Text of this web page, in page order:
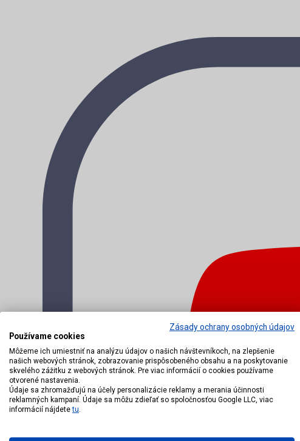
Zásady ochrany osobných údajov
Používame cookies
Môžeme ich umiestniť na analýzu údajov o našich návštevníkoch, na zlepšenie
našich webových stránok, zobrazovanie prispôsobeného obsahu a na poskytovanie
skvelého zážitku z webových stránok. Pre viac informácií o cookies používame
otvorené nastavenia.
Údaje sa zhromažďujú na účely personalizácie reklamy a merania účinnosti
reklamných kampaní. Údaje sa môžu zdieľať so spoločnosťou Google LLC, viac
informácií nájdetetu.